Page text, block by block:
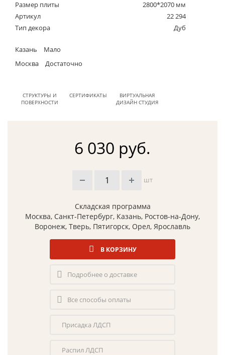
Размер плиты
2800*2070 мм
Артикул
22 294
Тип декора
Дуб
Казань
Мало
Москва
Достаточно
СТРУКТУРЫ И
ПОВЕРХНОСТИ
СЕРТИФИКАТЫ
ВИРТУАЛЬНАЯ
ДИЗАЙН СТУДИЯ
6 030 руб.
шт
Складская программа
Москва, Санкт-Петербург, Казань, Ростов-на-Дону,
Воронеж, Тверь, Пятигорск, Орел, Ярославль
В КОРЗИНУ
Подробнее о доставке
Все способы оплаты
Присадка ЛДСП
Распил ЛДСП